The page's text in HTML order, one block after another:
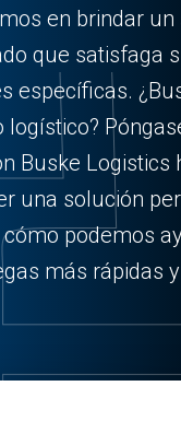
en brindar un
que satisfaga
específicas.
logístico?
Buske Logistics
una solución
podemos
más rápidas